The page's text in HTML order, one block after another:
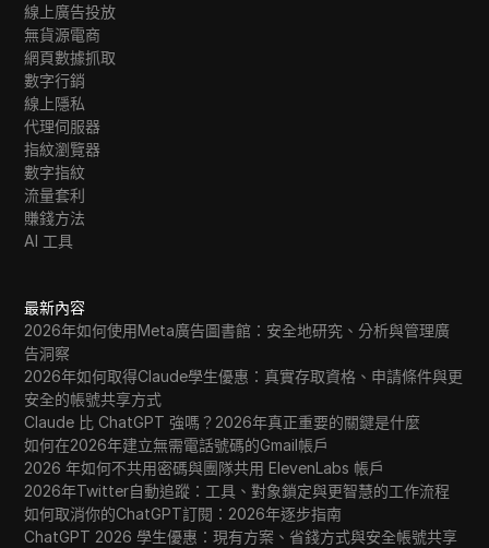
線上廣告投放
無貨源電商
網頁數據抓取
數字行銷
線上隱私
代理伺服器
指紋瀏覽器
數字指紋
流量套利
賺錢方法
AI 工具
最新內容
2026年如何使用Meta廣告圖書館：安全地研究、分析與管理廣
告洞察
2026年如何取得Claude學生優惠：真實存取資格、申請條件與更
安全的帳號共享方式
Claude 比 ChatGPT 強嗎？2026年真正重要的關鍵是什麼
如何在2026年建立無需電話號碼的Gmail帳戶
2026 年如何不共用密碼與團隊共用 ElevenLabs 帳戶
2026年Twitter自動追蹤：工具、對象鎖定與更智慧的工作流程
如何取消你的ChatGPT訂閱：2026年逐步指南
ChatGPT 2026 學生優惠：現有方案、省錢方式與安全帳號共享